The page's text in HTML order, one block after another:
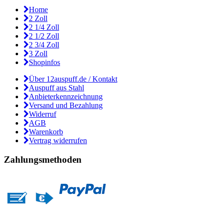
Home
2 Zoll
2 1/4 Zoll
2 1/2 Zoll
2 3/4 Zoll
3 Zoll
Shopinfos
Über 12auspuff.de / Kontakt
Auspuff aus Stahl
Anbieterkennzeichnung
Versand und Bezahlung
Widerruf
AGB
Warenkorb
Vertrag widerrufen
Zahlungsmethoden